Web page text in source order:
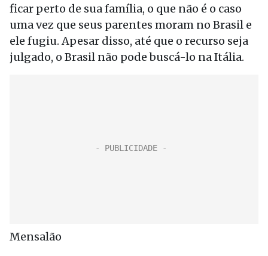
ficar perto de sua família, o que não é o caso
uma vez que seus parentes moram no Brasil e
ele fugiu. Apesar disso, até que o recurso seja
julgado, o Brasil não pode buscá-lo na Itália.
Mensalão